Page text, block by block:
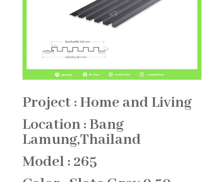
Project : Home and Living
Location : Bang
Lamung,Thailand
Model : 265